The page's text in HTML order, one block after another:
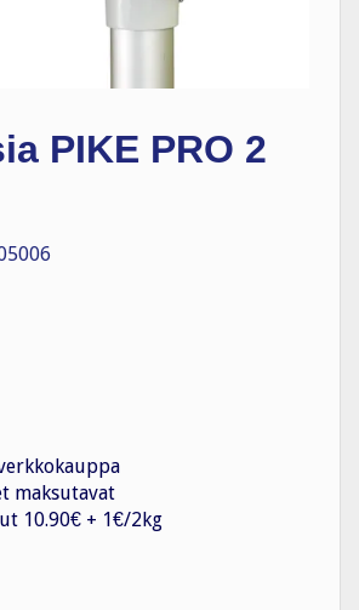
PIKE PRO 2
maksutavat
10.90€ + 1€/2kg